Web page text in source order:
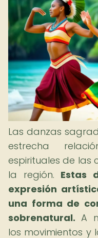
Las danzas
estrecha
espirituales de las
la región. Estas
expresión
una forma de
sobrenatural. A
los movimientos y